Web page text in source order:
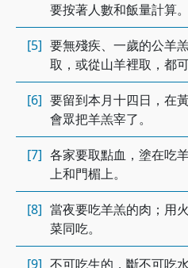
要按著人數和飯量計算。
[5] 要無殘疾、一歲的公羊
取，或從山羊裡取，都可
[6] 要留到本月十四日，在
會眾把羊羔宰了。
[7] 各家要取點血，塗在吃
上和門楣上。
[8] 當夜要吃羊羔的肉；用
菜同吃。
[9] 不可吃生的，斷不可吃